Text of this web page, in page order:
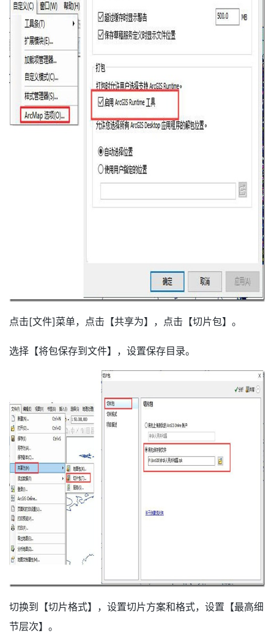
点击[文件]菜单，点击【共享为】，点击【切片包】。
选择【将包保存到文件】，设置保存目录。
切换到【切片格式】，设置切片方案和格式，设置【最高细
节层次】。